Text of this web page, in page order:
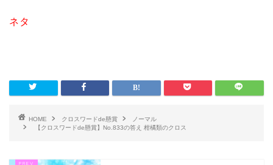
ネタ
HOME クロスワードde懸賞
ノーマル
【クロスワードde懸賞】No.833の答え 柑橘類のクロス